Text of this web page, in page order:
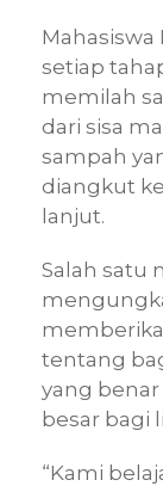
setiap
memilah
dari sisa
sampah
diangkut
lanjut.
Salah satu
tentang
yang
besar bagi
“Kami